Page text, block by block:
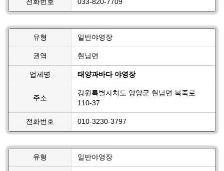
전화번호 033-820-7709
유형 일반야영장
권역 현남면
업체명 태양과바다 야영장
주소
강원특별자치도 양양군 현남면 북죽로
110-37
전화번호 010-3230-3797
유형 일반야영장